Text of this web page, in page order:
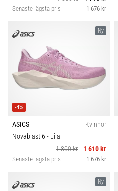
Senaste lägsta pris 1 676 kr
Ny
-4%
ASICS
Kvinnor
Novablast 6 - Lila
1 800 kr
1 610 kr
Senaste lägsta pris 1 676 kr
Ny